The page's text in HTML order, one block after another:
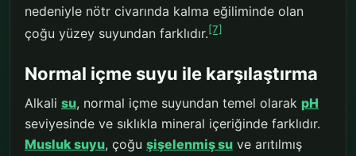
nedeniyle nötr civarında kalma eğiliminde olan
çoğu yüzey suyundan farklıdır.[7]
Normal içme suyu ile karşılaştırma
Alkali su, normal içme suyundan temel olarak pH
seviyesinde ve sıklıkla mineral içeriğinde farklıdır.
Musluk suyu, çoğu şişelenmiş su ve arıtılmış